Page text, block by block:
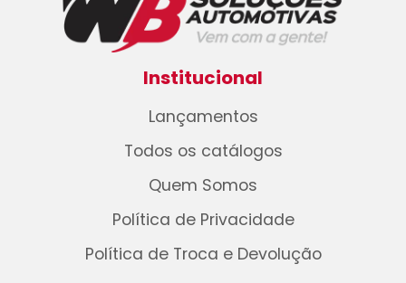
Institucional
Lançamentos
Todos os catálogos
Quem Somos
Política de Privacidade
Política de Troca e Devolução